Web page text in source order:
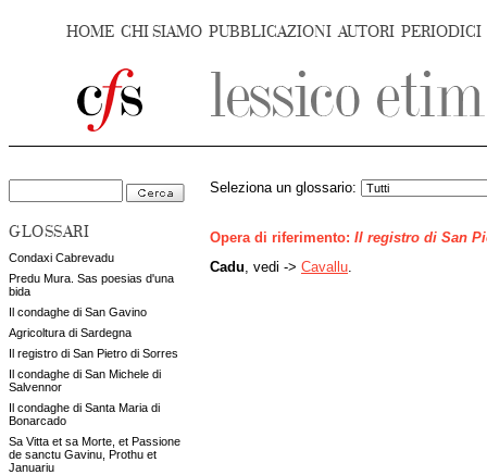
HOME CHI SIAMO PUBBLICAZIONI AUTORI PERIODICI
GLOSSARI
Condaxi Cabrevadu
Predu Mura. Sas poesias d'una
bida
Il condaghe di San Gavino
Agricoltura di Sardegna
Il registro di San Pietro di Sorres
Il condaghe di San Michele di
Salvennor
Il condaghe di Santa Maria di
Bonarcado
Sa Vitta et sa Morte, et Passione
de sanctu Gavinu, Prothu et
Januariu
Seleziona un glossario:
Opera di riferimento: Il registro di San
Cadu , vedi -> Cavallu